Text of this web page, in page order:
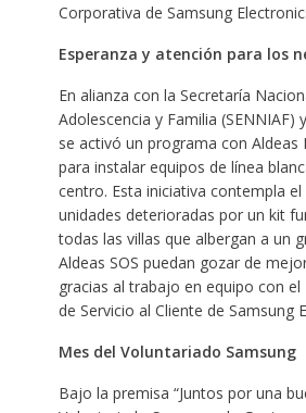
Corporativa de Samsung
Esperanza y atención para los
En alianza con la Secretaría
Adolescencia y Familia (SENNIAF)
se activó un programa con Aldeas
para instalar equipos de línea
centro. Esta iniciativa contempla
unidades deterioradas por un kit
todas las villas que albergan a un
Aldeas SOS puedan gozar de
gracias al trabajo en equipo con
de Servicio al Cliente de Samsung
Mes del Voluntariado Samsung
Bajo la premisa “Juntos por una